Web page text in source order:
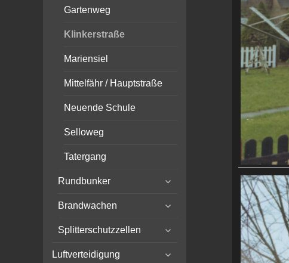
Gartenweg
Klinkerstraße
Mariensiel
Mittelfähr / Hauptstraße
Neuende Schule
Selloweg
Tatergang
Rundbunker
expand
menu
Brandwachen
expand
menu
Splitterschutzzellen
expand
menu
Luftverteidigung
expand